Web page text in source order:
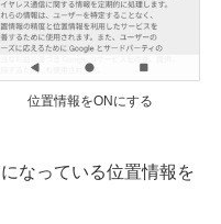
位置情報をONにする
なっている位置情報を